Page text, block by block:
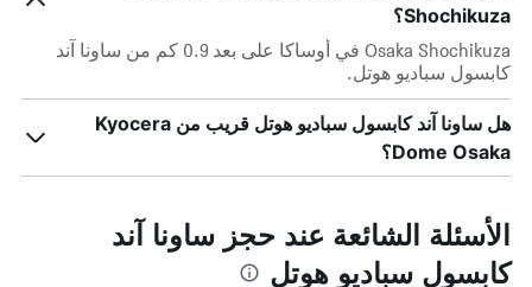
Shochikuza؟
Osaka Shochikuza في أوساكا على بعد 0.9 كم من ساونا آند
كابسول سباديو هوتل.
هل ساونا آند كابسول سباديو هوتل قريب من Kyocera
Dome Osaka؟
الأسئلة الشائعة عند حجز ساونا آند
كابسول سباديو هوتل